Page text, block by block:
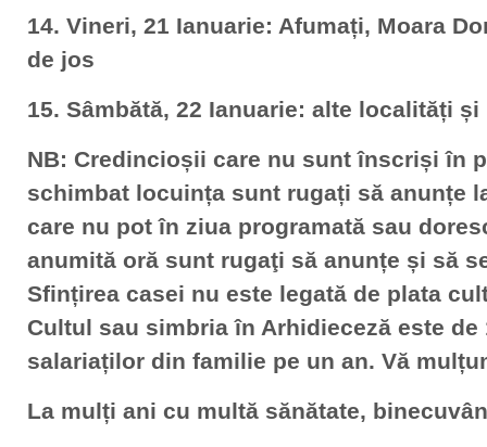
14. Vineri, 21 Ianuarie: Afumați, Moara
de jos
15. Sâmbătă, 22 Ianuarie: alte localități
NB: Credincioșii care nu sunt înscriși în
schimbat locuința sunt rugați să anunțe
care nu pot în ziua programată sau
anumită oră sunt rugaţi să anunțe și să
Sfințirea casei nu este legată de plata
Cultul sau simbria în Arhidieceză este
salariaților din familie pe un an. Vă
La mulți ani cu multă sănătate,